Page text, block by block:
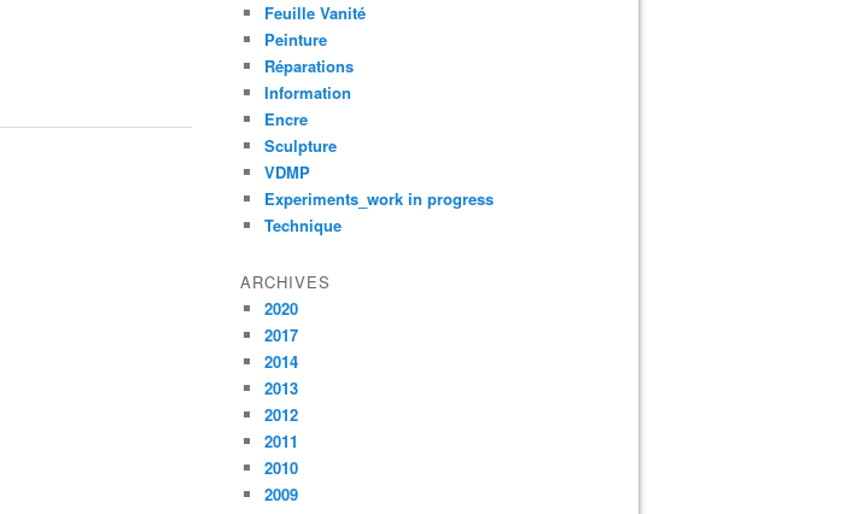
Feuille Vanité
Peinture
Réparations
Information
Encre
Sculpture
VDMP
Experiments_work in progress
Technique
ARCHIVES
2020
2017
2014
2013
2012
2011
2010
2009